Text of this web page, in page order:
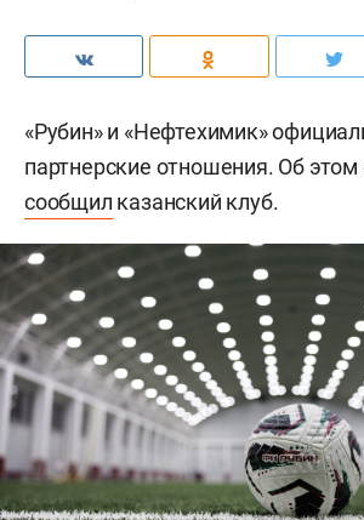
«Рубин» и «Нефтехимик»
партнерские отношения. Об этом
сообщил казанский клуб.